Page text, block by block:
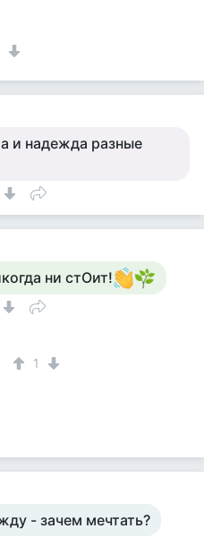
и надежда разные
ни стОит!
1
- зачем мечтать?